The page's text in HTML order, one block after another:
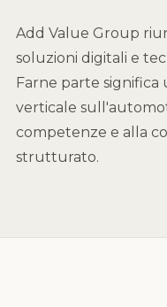
Add Value Group
soluzioni digitali e
Farne parte significa
verticale
competenze e alla
strutturato.